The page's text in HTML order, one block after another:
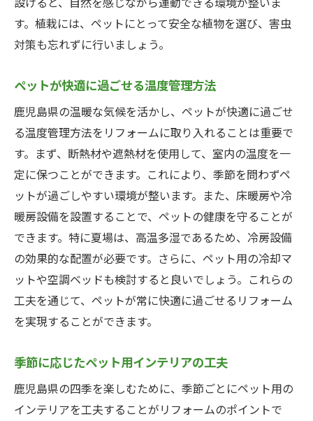
設けると、自然を感じながら運動できる環境が整いま
す。植栽には、ペットにとって安全な植物を選び、害虫
対策も忘れずに行いましょう。
ペットが快適に過ごせる温度管理方法
鹿児島県の温暖な気候を活かし、ペットが快適に過ごせ
る温度管理方法をリフォームに取り入れることは重要で
す。まず、断熱材や遮熱材を使用して、室内の温度を一
定に保つことができます。これにより、季節を問わずペ
ットが過ごしやすい環境が整います。また、床暖房や冷
暖房設備を設置することで、ペットの健康を守ることが
できます。特に夏場は、高温多湿であるため、冷房設備
の効果的な配置が必要です。さらに、ペット用の冷却マ
ットや空調ベッドも検討すると良いでしょう。これらの
工夫を通じて、ペットが常に快適に過ごせるリフォーム
を実現することができます。
季節に応じたペット用インテリアの工夫
鹿児島県の四季を楽しむために、季節ごとにペット用の
インテリアを工夫することがリフォームのポイントで